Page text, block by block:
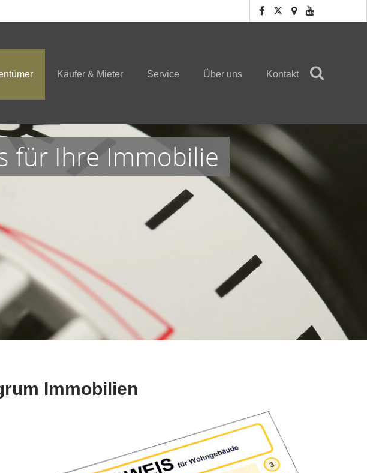
Käufer & Mieter Service Über uns Kontakt
für Ihre Immobilie
Immobilien